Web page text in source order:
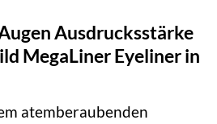
Ausdrucksstärke
MegaLiner Eyeliner in
atemberaubenden